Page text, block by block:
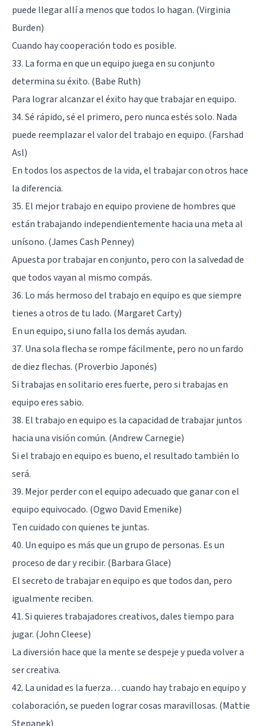
puede llegar allí a menos que todos lo hagan. (Virginia
Burden)
Cuando hay cooperación todo es posible.
33. La forma en que un equipo juega en su conjunto
determina su éxito. (Babe Ruth)
Para lograr alcanzar el éxito hay que trabajar en equipo.
34. Sé rápido, sé el primero, pero nunca estés solo. Nada
puede reemplazar el valor del trabajo en equipo. (Farshad
Asl)
En todos los aspectos de la vida, el trabajar con otros hace
la diferencia.
35. El mejor trabajo en equipo proviene de hombres que
están trabajando independientemente hacia una meta al
unísono. (James Cash Penney)
Apuesta por trabajar en conjunto, pero con la salvedad de
que todos vayan al mismo compás.
36. Lo más hermoso del trabajo en equipo es que siempre
tienes a otros de tu lado. (Margaret Carty)
En un equipo, si uno falla los demás ayudan.
37. Una sola flecha se rompe fácilmente, pero no un fardo
de diez flechas. (Proverbio Japonés)
Si trabajas en solitario eres fuerte, pero si trabajas en
equipo eres sabio.
38. El trabajo en equipo es la capacidad de trabajar juntos
hacia una visión común. (Andrew Carnegie)
Si el trabajo en equipo es bueno, el resultado también lo
será.
39. Mejor perder con el equipo adecuado que ganar con el
equipo equivocado. (Ogwo David Emenike)
Ten cuidado con quienes te juntas.
40. Un equipo es más que un grupo de personas. Es un
proceso de dar y recibir. (Barbara Glace)
El secreto de trabajar en equipo es que todos dan, pero
igualmente reciben.
41. Si quieres trabajadores creativos, dales tiempo para
jugar. (John Cleese)
La diversión hace que la mente se despeje y pueda volver a
ser creativa.
42. La unidad es la fuerza… cuando hay trabajo en equipo y
colaboración, se pueden lograr cosas maravillosas. (Mattie